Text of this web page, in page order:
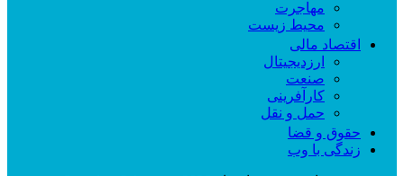
مهاجرت
محیط زیست
اقتصاد مالی
ارزدیجیتال
صنعت
کارآفرینی
حمل و نقل
حقوق و قضا
زندگی با وب